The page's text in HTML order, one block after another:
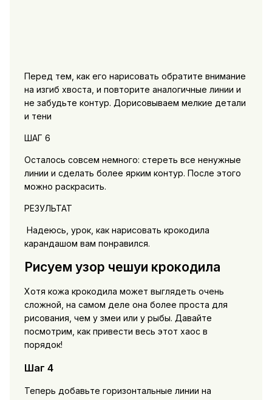
Перед тем, как его нарисовать обратите внимание
на изгиб хвоста, и повторите аналогичные линии и
не забудьте контур. Дорисовываем мелкие детали
и тени
ШАГ 6
Осталось совсем немного: стереть все ненужные
линии и сделать более ярким контур. После этого
можно раскрасить.
РЕЗУЛЬТАТ
Надеюсь, урок, как нарисовать крокодила
карандашом вам понравился.
Рисуем узор чешуи крокодила
Хотя кожа крокодила может выглядеть очень
сложной, на самом деле она более проста для
рисования, чем у змеи или у рыбы. Давайте
посмотрим, как привести весь этот хаос в
порядок!
Шаг 4
Теперь добавьте горизонтальные линии на